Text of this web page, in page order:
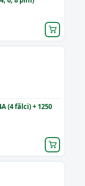
(4 fălci) + 1250